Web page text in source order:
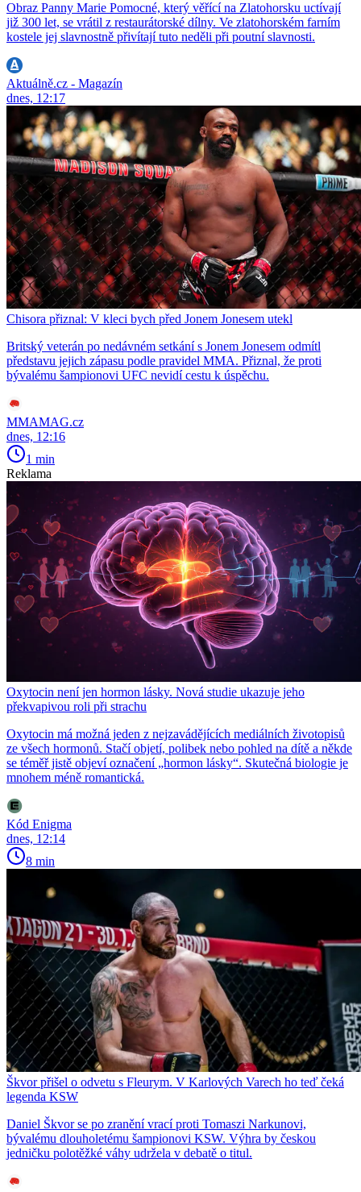
Obraz Panny Marie Pomocné, který věřící na Zlatohorsku uctívají
již 300 let, se vrátil z restaurátorské dílny. Ve zlatohorském farním
kostele jej slavnostně přivítají tuto neděli při poutní slavnosti.
Aktuálně.cz - Magazín
dnes, 12:17
Chisora přiznal: V kleci bych před Jonem Jonesem utekl
Britský veterán po nedávném setkání s Jonem Jonesem odmítl
představu jejich zápasu podle pravidel MMA. Přiznal, že proti
bývalému šampionovi UFC nevidí cestu k úspěchu.
MMAMAG.cz
dnes, 12:16
1 min
Reklama
Oxytocin není jen hormon lásky. Nová studie ukazuje jeho
překvapivou roli při strachu
Oxytocin má možná jeden z nejzavádějících mediálních životopisů
ze všech hormonů. Stačí objetí, polibek nebo pohled na dítě a někde
se téměř jistě objeví označení „hormon lásky“. Skutečná biologie je
mnohem méně romantická.
Kód Enigma
dnes, 12:14
8 min
Škvor přišel o odvetu s Fleurym. V Karlových Varech ho teď čeká
legenda KSW
Daniel Škvor se po zranění vrací proti Tomaszi Narkunovi,
bývalému dlouholetému šampionovi KSW. Výhra by českou
jedničku polotěžké váhy udržela v debatě o titul.